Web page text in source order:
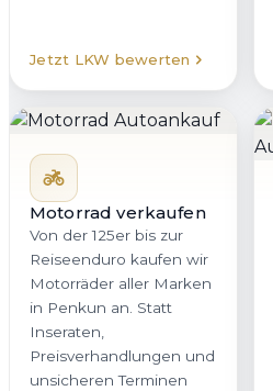
Jetzt LKW bewerten
Motorrad verkaufen
Von der 125er bis zur
Reiseenduro kaufen wir
Motorräder aller Marken
in Penkun an. Statt
Inseraten,
Preisverhandlungen und
unsicheren Terminen